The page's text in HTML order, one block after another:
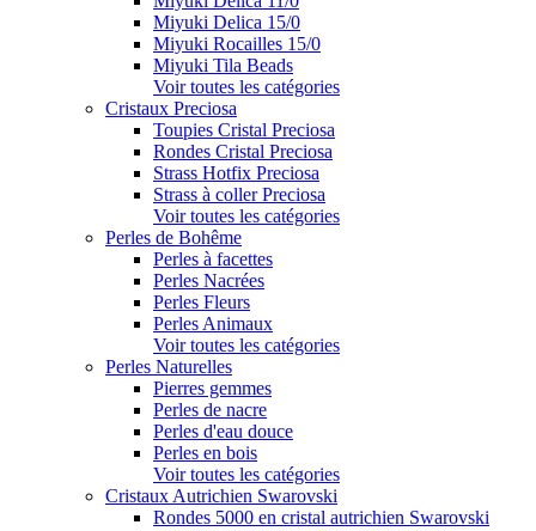
Miyuki Delica 15/0
Miyuki Rocailles 15/0
Miyuki Tila Beads
Voir toutes les catégories
Cristaux Preciosa
Toupies Cristal Preciosa
Rondes Cristal Preciosa
Strass Hotfix Preciosa
Strass à coller Preciosa
Voir toutes les catégories
Perles de Bohême
Perles à facettes
Perles Nacrées
Perles Fleurs
Perles Animaux
Voir toutes les catégories
Perles Naturelles
Pierres gemmes
Perles de nacre
Perles d'eau douce
Perles en bois
Voir toutes les catégories
Cristaux Autrichien Swarovski
Rondes 5000 en cristal autrichien Swarovski